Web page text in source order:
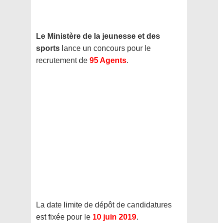
Le Ministère de la jeunesse et des
sports lance un concours pour le
recrutement de 95 Agents.
La date limite de dépôt de candidatures
est fixée pour le 10 juin 2019.